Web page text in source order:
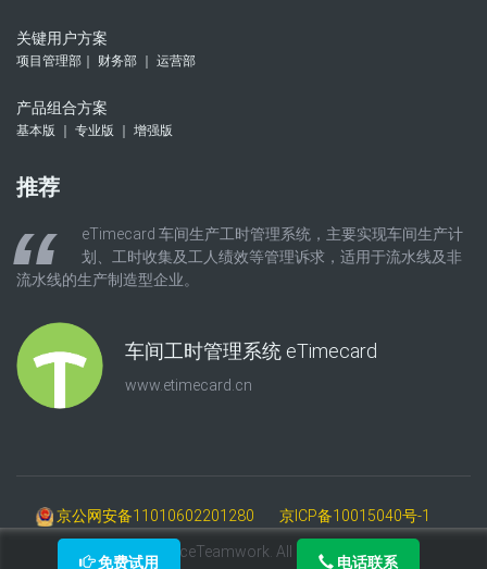
关键用户方案
项目管理部｜ 财务部 ｜ 运营部
产品组合方案
基本版 ｜ 专业版 ｜ 增强版
推荐
eTimecard 车间生产工时管理系统，主要实现车间生产计
划、工时收集及工人绩效等管理诉求，适用于流水线及非
流水线的生产制造型企业。
车间工时管理系统 eTimecard
www.etimecard.cn
京公网安备11010602201280 京ICP备10015040号-1
©2009-2025 AceTeamwork. All Rights Reserved.
免费试用 电话联系